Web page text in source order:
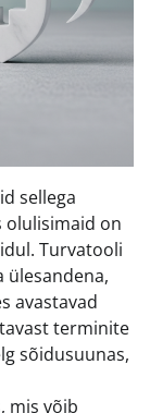
sellega
olulisimaid on
Turvatooli
ülesandena,
avastavad
terminite
sõidusuunas,
mis võib